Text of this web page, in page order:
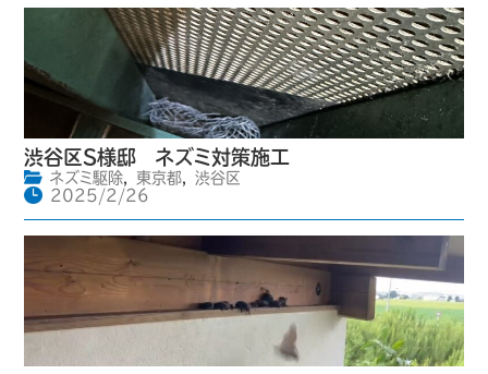
渋谷区S様邸 ネズミ対策施工
ネズミ駆除, 東京都,
渋谷区
2025/2/26